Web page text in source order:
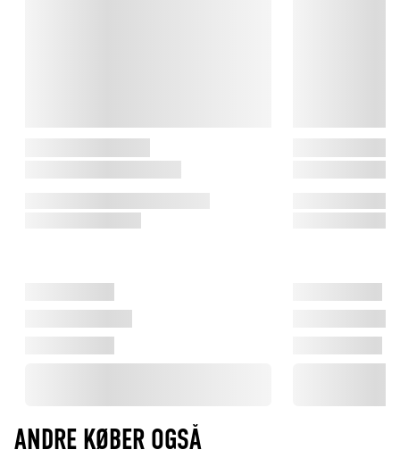
ANDRE KØBER OGSÅ